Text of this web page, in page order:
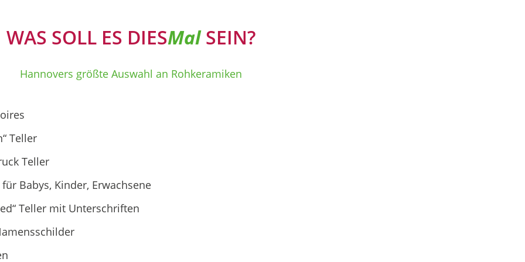
WAS SOLL ES DIESMalSEIN?
Hannovers größte Auswahl an Rohkeramiken
Teller
Teller
Babys, Kinder, Erwachsene
Teller mit Unterschriften